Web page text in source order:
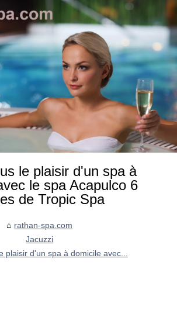
le plaisir d'un spa à
le spa Acapulco 6
de Tropic Spa
rathan-spa.com
Jacuzzi
plaisir d'un spa à domicile avec...